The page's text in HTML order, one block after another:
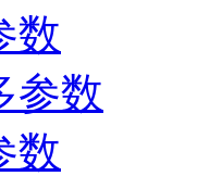
数
参数
数